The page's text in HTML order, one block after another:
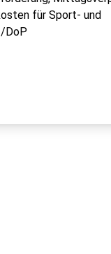
für Sport- und
DoP